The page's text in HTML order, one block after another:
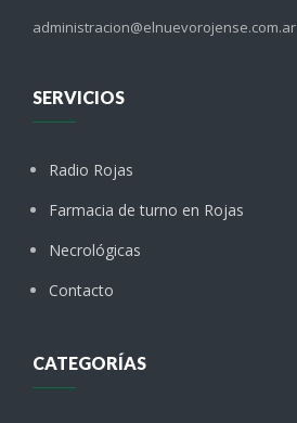
administracion@elnuevorojense.com.ar
SERVICIOS
Radio Rojas
Farmacia de turno en Rojas
Necrológicas
Contacto
CATEGORÍAS